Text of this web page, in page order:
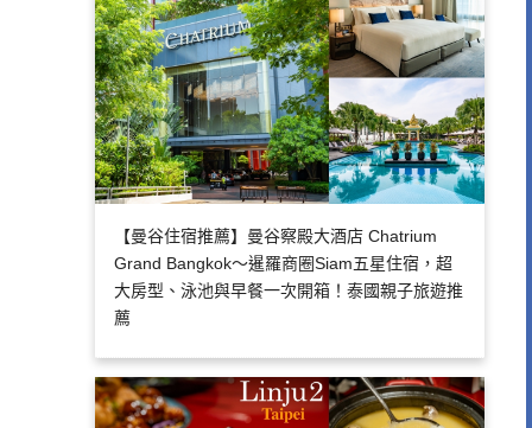
【曼谷住宿推薦】曼谷察殿大酒店 Chatrium
Grand Bangkok～暹羅商圈Siam五星住宿，超
大房型、泳池與早餐一次開箱！泰國親子旅遊推
薦